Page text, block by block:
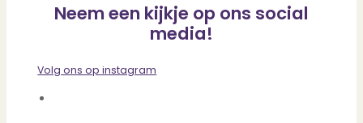
Neem een kijkje op ons social
media!
Volg ons op instagram